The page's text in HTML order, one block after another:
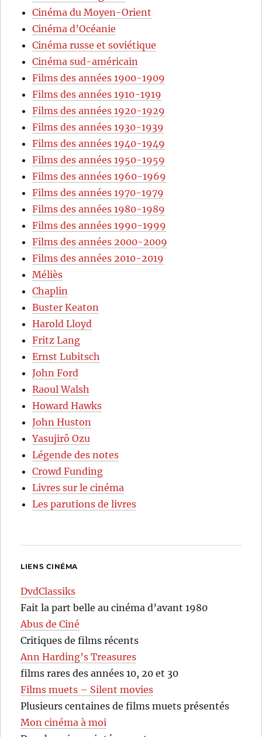
Cinéma du Moyen-Orient
Cinéma d’Océanie
Cinéma russe et soviétique
Cinéma sud-américain
Films des années 1900-1909
Films des années 1910-1919
Films des années 1920-1929
Films des années 1930-1939
Films des années 1940-1949
Films des années 1950-1959
Films des années 1960-1969
Films des années 1970-1979
Films des années 1980-1989
Films des années 1990-1999
Films des années 2000-2009
Films des années 2010-2019
Méliès
Chaplin
Buster Keaton
Harold Lloyd
Fritz Lang
Ernst Lubitsch
John Ford
Raoul Walsh
Howard Hawks
John Huston
Yasujirô Ozu
Légende des notes
Crowd Funding
Livres sur le cinéma
Les parutions de livres
LIENS CINÉMA
DvdClassiks
Fait la part belle au cinéma d’avant 1980
Abus de Ciné
Critiques de films récents
Ann Harding’s Treasures
films rares des années 10, 20 et 30
Films muets – Silent movies
Plusieurs centaines de films muets présentés
Mon cinéma à moi